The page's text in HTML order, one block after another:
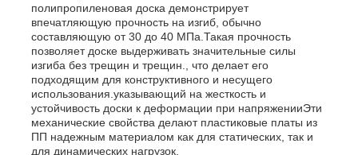
Главная страница
Продукция
полипропиленовая доска демонстрирует
впечатляющую прочность на изгиб, обычно
составляющую от 30 до 40 МПа.Такая прочность
позволяет доске выдерживать значительные силы
изгиба без трещин и трещин., что делает его
подходящим для конструктивного и несущего
использования.указывающий на жесткость и
устойчивость доски к деформации при напряженииЭти
механические свойства делают пластиковые платы из
ПП надежным материалом как для статических, так и
для динамических нагрузок.